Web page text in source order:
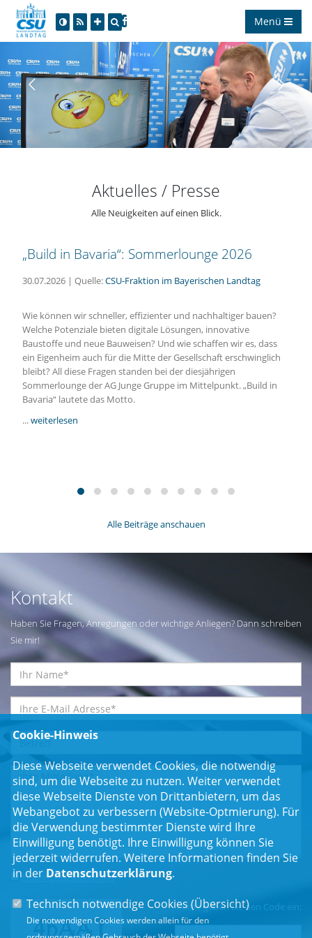
Menü
Aktuelles / Presse
Alle Neuigkeiten auf einen Blick.
Build in Bavaria“: Sommerlounge 2026
30.07.2026 | Quelle:CSU-Fraktion im Bayerischen Landtag
Wie können wir schneller, effizienter und nachhaltiger bauen?
Welche Potenziale bieten digitale Lösungen, innovative
Baustoffe und neue Bauweisen? Und wie schaffen wir es, dass
ein Eigenheim auch für die Mitte der Gesellschaft erschwinglich
bleibt? All diese Fragen standen bei der diesjährigen
Sommerlounge der AG Junge Gruppe im Mittelpunkt. „Build in
Bavaria“ lautete das Motto.
...weiterlesen
Alle Beiträge anschauen
Kontakt
Haben Sie Fragen, Anregungen oder wichtige Anliegen? Dann schreiben
Sie mir!
Einwilligungserklärung*
Bitte geben Sie den Code ein:
Cookie-Hinweis
Diese Webseite verwendet Cookies, die notwendig
sind, um die Webseite zu nutzen. Weiter verwendet
diese Webseite Dienste von Drittanbietern, um das
Webangebot zu verbessern (Website-Optmierung). Für
die Verwendung bestimmter Dienste wird Ihre
Einwilligung benötigt. Ihre Einwilligung können Sie
jederzeit widerrufen. Weitere Informationen finden Sie
in der Datenschutzerklärung.
Technisch notwendige Cookies (Übersicht)
Die notwendigen Cookies werden allein für den